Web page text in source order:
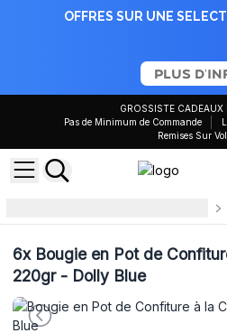
OFFRES SUR UNE
PLUS
GROSSISTE CADEAUX
Pas de Minimum de Commande
Remises Sur
6xBougie en Pot de
220gr - Dolly Blue